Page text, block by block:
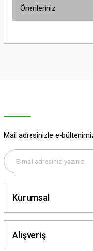
Önerileriniz
yetersiz gördüğünüz
Bu ürüne benzer farklı
Mail adresinizle e-
Kurumsal
Alışveriş